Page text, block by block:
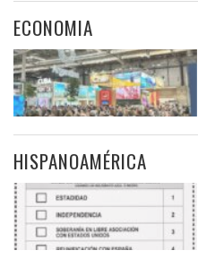
ECONOMIA
HISPANOAMÉRICA